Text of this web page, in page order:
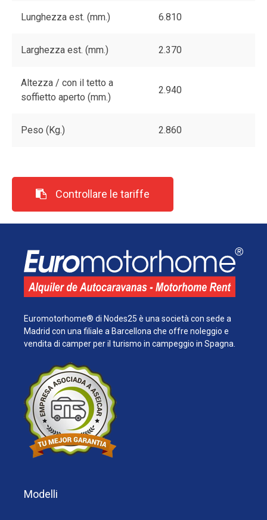
Lunghezza est. (mm.) 6.810
Larghezza est. (mm.) 2.370
Altezza / con il tetto a
soffietto aperto (mm.)
2.940
Peso (Kg.) 2.860
Controllare le tariffe
Euromotorhome® di Nodes25 è una società con sede a
Madrid con una filiale a Barcellona che offre noleggio e
vendita di camper per il turismo in campeggio in Spagna.
Modelli